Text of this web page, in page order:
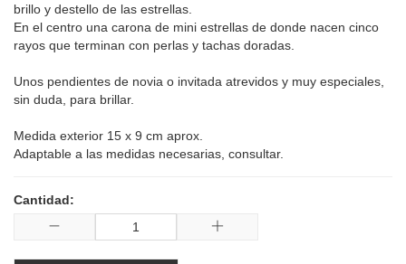
brillo y destello de las estrellas.
En el centro una carona de mini estrellas de donde nacen cinco
rayos que terminan con perlas y tachas doradas.
Unos pendientes de novia o invitada atrevidos y muy especiales,
sin duda, para brillar.
Medida exterior 15 x 9 cm aprox.
Adaptable a las medidas necesarias, consultar.
Cantidad: